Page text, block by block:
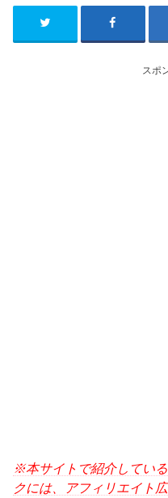
スポ
※本サイトで紹介してい
クには、アフィリエイト